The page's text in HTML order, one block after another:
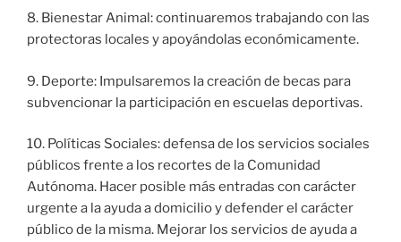
8. Bienestar Animal: continuaremos trabajando con las
protectoras locales y apoyándolas económicamente.
9. Deporte: Impulsaremos la creación de becas para
subvencionar la participación en escuelas deportivas.
10. Políticas Sociales: defensa de los servicios sociales
públicos frente a los recortes de la Comunidad
Autónoma. Hacer posible más entradas con carácter
urgente a la ayuda a domicilio y defender el carácter
público de la misma. Mejorar los servicios de ayuda a